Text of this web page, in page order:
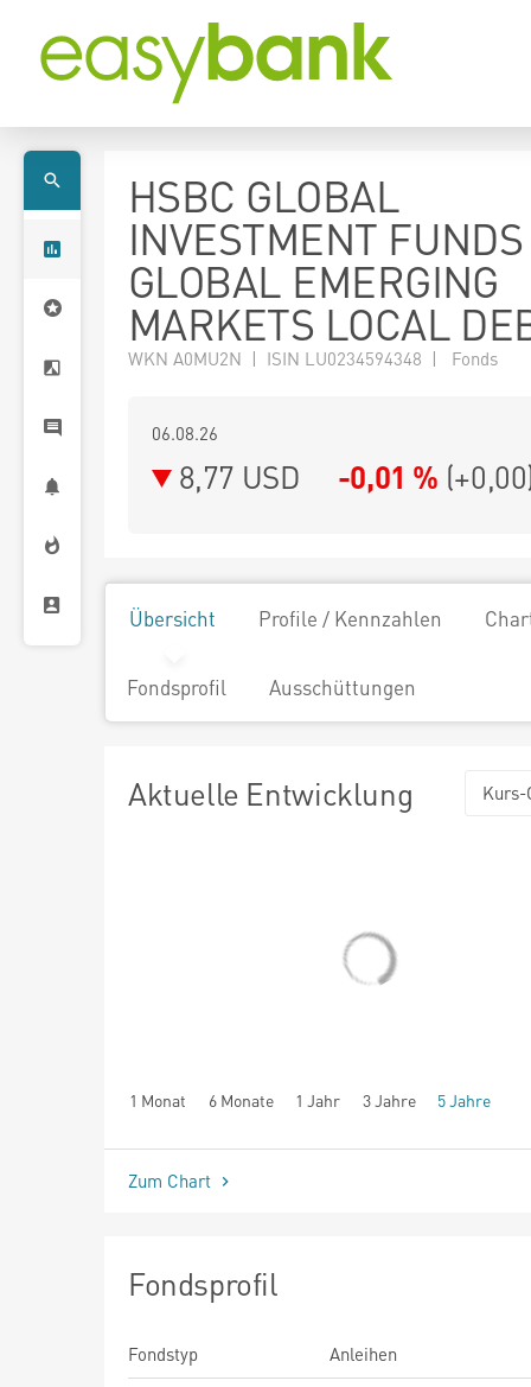
HSBC GLOBAL
INVESTMENT
GLOBAL EMERGING
MARKETS LOCAL
WKN A0MU2N | ISIN LU0234594348 | Fonds
06.08.26
8,77 USD -0,01 % (+0,00
Übersicht Profile / Kennzahlen
Fondsprofil Ausschüttungen
Aktuelle Entwicklung Kurs-
1 Monat 6 Monate 1 Jahr 3 Jahre 5 Jahre
seit Beginn
Zum Chart
Fondsprofil
Fondstyp
Anleihen